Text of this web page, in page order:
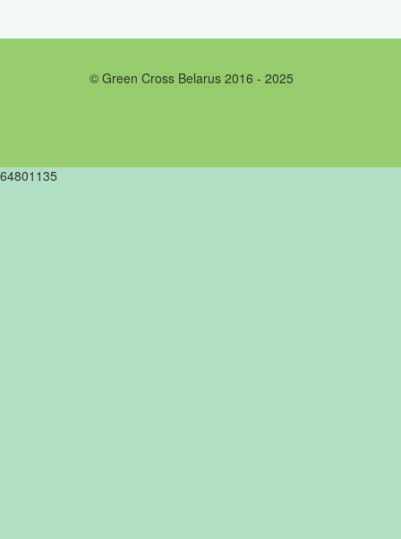
© Green Cross Belarus 2016 - 2025
64801135